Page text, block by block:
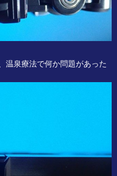
温泉療法で何か問題があった